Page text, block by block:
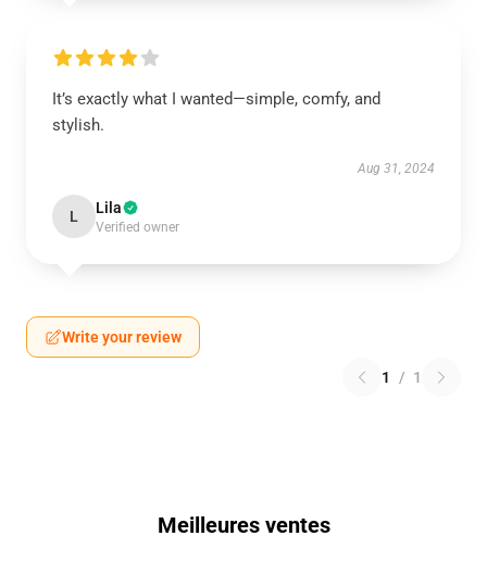
It’s exactly what I wanted—simple, comfy, and
stylish.
Aug 31, 2024
L Lila
Verified owner
Write your review
1 / 1
Meilleures ventes